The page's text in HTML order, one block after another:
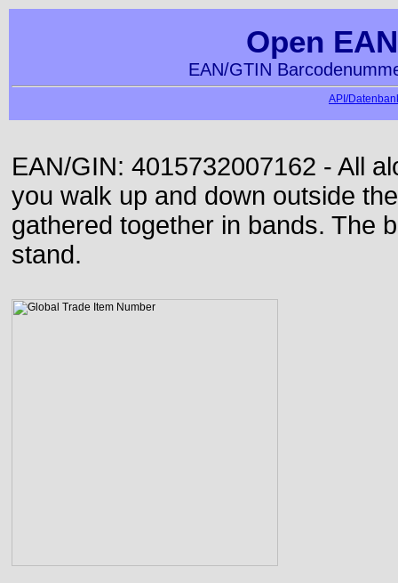
Open
EAN/GTIN
API/
EAN/GIN: 4015732007162 - All
you walk up and down outside
gathered together in bands. The
stand.